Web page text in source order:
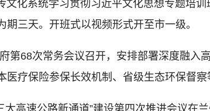
系统学习贯彻习近平文化思想专题培训
三天。开班式以视频形式开至市一级。
次常务会议召开，安排部署深度融入高
医疗保险参保长效机制、省级生态环保督察
速公路新通道”建设第四次推进会议在兰